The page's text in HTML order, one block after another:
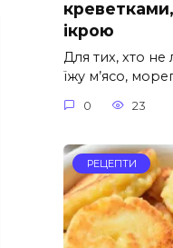
ікрою
Для тих, хто не
їжу м’ясо,
0 23
РЕЦЕПТИ